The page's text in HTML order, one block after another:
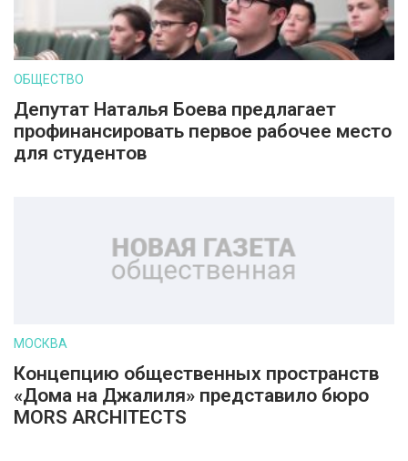
ОБЩЕСТВО
Депутат Наталья Боева предлагает
профинансировать первое рабочее место
для студентов
МОСКВА
Концепцию общественных пространств
«Дома на Джалиля» представило бюро
MORS ARCHITECTS